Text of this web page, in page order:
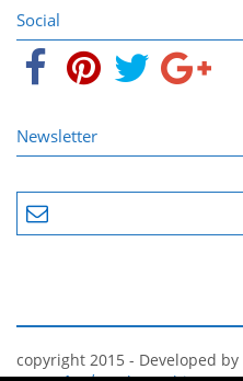
Social
Newsletter
copyright 2015 - Developed by